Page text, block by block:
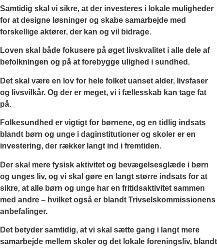
Samtidig skal vi sikre, at der investeres i lokale muligheder
for at designe løsninger og skabe samarbejde med
forskellige aktører, der kan og vil bidrage.
Loven skal både fokusere på øget livskvalitet i alle dele af
befolkningen og på at forebygge ulighed i sundhed.
Det skal være en lov for hele folket uanset alder, livsfaser
og livsvilkår. Og der er meget, vi i fællesskab kan tage fat
på.
Folkesundhed er vigtigt for børnene, og en tidlig indsats
blandt børn og unge i daginstitutioner og skoler er en
investering, der rækker langt ind i fremtiden.
Der skal mere fysisk aktivitet og bevægelsesglæde i børn
og unges liv, og vi skal gøre en langt større indsats for at
sikre, at alle børn og unge har en fritidsaktivitet sammen
med andre – hvilket også er blandt Trivselskommissionens
anbefalinger.
Det betyder samtidig, at vi skal sætte gang i langt mere
samarbejde mellem skoler og det lokale foreningsliv, blandt